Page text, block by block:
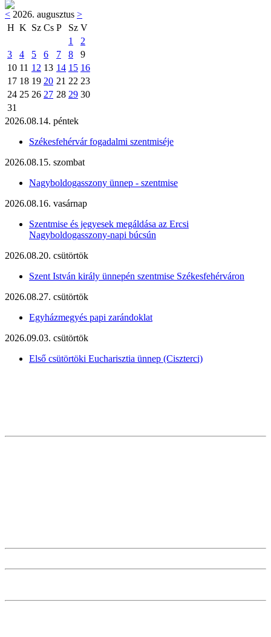
< 2026. augusztus >
H K Sz Cs P Sz V
1
2
3
4 5 6 7 8
9
10 11 12 13 14 15 16
17 18 19 20 21 22 23
24 25 26 27 28 29 30
31
2026.08.14. péntek
Székesfehérvár fogadalmi szentmiséje
2026.08.15. szombat
Nagyboldogasszony ünnep - szentmise
2026.08.16. vasárnap
Szentmise és jegyesek megáldása az Ercsi
Nagyboldogasszony-napi búcsún
2026.08.20. csütörtök
Szent István király ünnepén szentmise Székesfehérváron
2026.08.27. csütörtök
Egyházmegyés papi zarándoklat
2026.09.03. csütörtök
Első csütörtöki Eucharisztia ünnep (Ciszterci)